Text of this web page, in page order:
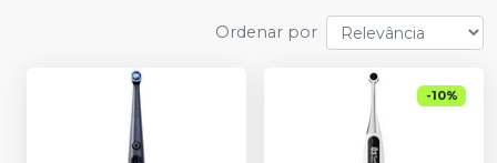
Ordenar por
-10%